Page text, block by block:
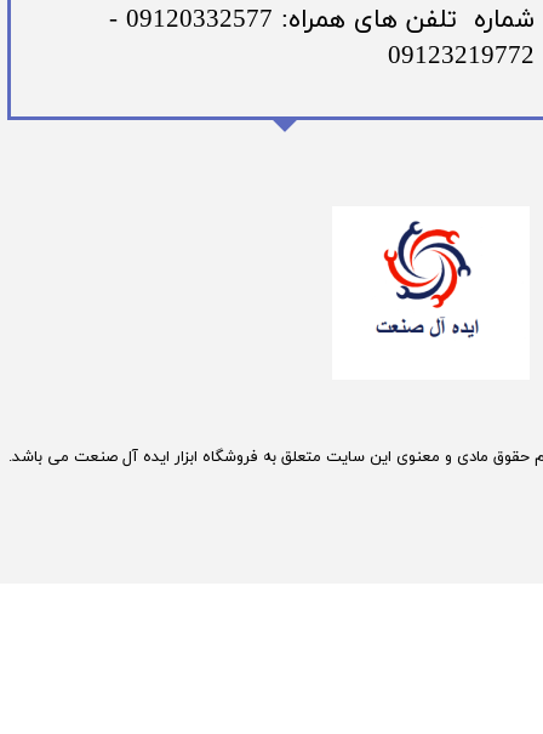
حقوق مادی و معنوی این سایت متعلق به فروشگاه ابزار ایده آل صنعت می باشد.
​شماره تلفن های همراه: 09120332577 -
09123219772